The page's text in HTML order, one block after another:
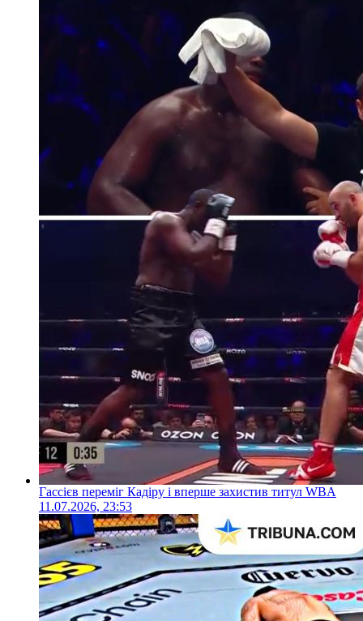
Гассієв переміг Кадіру і вперше захистив титул WBA
11.07.2026, 23:53